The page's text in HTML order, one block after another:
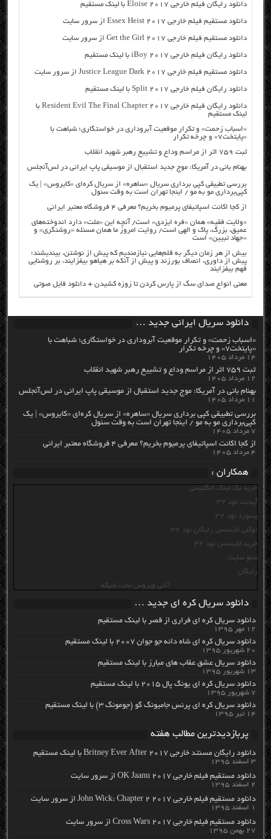
دانلود رایگان فیلم خارجی Eloise 2017 با لینک مستقیم
دانلود مستقیم فیلم خارجی Essex Heist 2017 از سرور سایت
دانلود مستقیم فیلم خارجی Get the Girl 2017 از سرور سایت
دانلود رایگان فیلم خارجی iBoy 2017 با لینک مستقیم
دانلود مستقیم فیلم خارجی Justice League Dark 2017 از سرور سایت
دانلود رایگان فیلم خارجی Split 2017 با لینک مستقیم
دانلود رایگان فیلم خارجی Resident Evil The Final Chapter 2017 با
لینک مستقیم
«اسباب زحمت» و تکرار موقعیت آبروداری در خواستگاری؛ شباهت با
«پایتخت۷» و چرخه تکرار
ثبت ۷۵۹ اثر از مراسم وداع و تشییع رهبر شهید انقلاب
بهنام بانی در آمریکا: موج جدید استقبال از موسیقی پاپ ایرانی در لس‌آنجلس
بررسی تطبیقی کپی برداری سریال «ساهره» از سریال کره‌ای «کایروس» | یک
کپی‌برداری مو به مو / اینجا تهران است به وقت سئول
از کجا اکانت اسپاتیفای پرمیوم بخریم؟ معرفی ۴ فروشگاه معتبر ایرانی
«ولایت فقیه» همان «فره ایزدی» است/ آنچه این «ملت» دارد اندوخته‌های
عمیق، بزرگ، پاک و الهی است/ روایت امروز ما همان مسئله «روشنگری» و
«جهاد تبیین» است
بیش از هر زمان دیگر به قلم‌هایی نیازمندیم که پیش از نوشتن، بیندیشند؛
پیش از داوری، انصاف بورزند و پیش از آنکه بر هیاهو بیفزایند، بر روشنایی
فهم بیفزایند
معنی انواع صدای سگ از پارس کردن تا زوزه کشیدن + دانلود فایل صوتی
دانلود سریال ایرانی جدید …
«اسباب زحمت» و تکرار موقعیت آبروداری در خواستگاری؛ شباهت با
«پایتخت۷» و چرخه تکرار
۱۴ مرداد ۱۴۰۵
ثبت ۷۵۹ اثر از مراسم وداع و تشییع رهبر شهید انقلاب
۱۲ مرداد ۱۴۰۵
بهنام بانی در آمریکا: موج جدید استقبال از موسیقی پاپ ایرانی در لس‌آنجلس
۱۱ مرداد ۱۴۰۵
بررسی تطبیقی کپی برداری سریال «ساهره» از سریال کره‌ای «کایروس» | یک
کپی‌برداری مو به مو / اینجا تهران است به وقت سئول
۷ مرداد ۱۴۰۵
از کجا اکانت اسپاتیفای پرمیوم بخریم؟ معرفی ۴ فروشگاه معتبر ایرانی
۴ مرداد ۱۴۰۵
همکاران :
خرید بک لینک انگلیسی
آپدیت نود 32
پسورد نود 32
اوکلی لایسنس رایگان نود 32
خرید لایسنس نود 32
سئو سایت
رایگان
آنتی ویروس تحت شبکه
دانلود سریال کره ای جدید …
دانلود سریال کره ای فراری از قصر با لینک مستقیم
۱۲ مهر ۱۳۹۵
دانلود سریال کره ای شاه دائه جو جوان ۲۰۰۷ با لینک مستقیم
۲۰ شهریور ۱۳۹۵
دانلود سریال عشق عقاب های مبارز با لینک مستقیم
۱۳ شهریور ۱۳۹۵
دانلود سریال کره ای یونگ پال ۲۰۱۵ با لینک مستقیم
۷ شهریور ۱۳۹۵
دانلود سریال کره ای پرنس جامیونگ گو (جومونگ ۳) با لینک مستقیم
۱۴ تیر ۱۳۹۵
پربازدیدترین مطالب هفته
دانلود رایگان مسنتد خارجی Britney Ever After 2017 با لینک مستقیم
۳ اسفند ۱۳۹۵
دانلود مستقیم فیلم خارجی OK Jaanu 2017 از سرور سایت
۲ اسفند ۱۳۹۵
دانلود مستقیم فیلم خارجی John Wick: Chapter 2 2017 از سرور سایت
۱ اسفند ۱۳۹۵
دانلود مستقیم فیلم خارجی Cross Wars 2017 از سرور سایت
۲۷ بهمن ۱۳۹۵